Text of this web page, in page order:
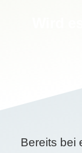
Bereits bei